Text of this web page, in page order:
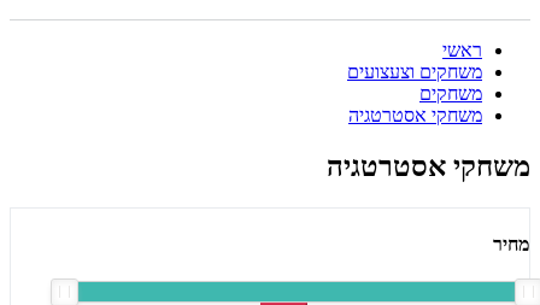
ראשי
משחקים וצעצועים
משחקים
משחקי אסטרטגיה
משחקי אסטרטגיה
מחיר